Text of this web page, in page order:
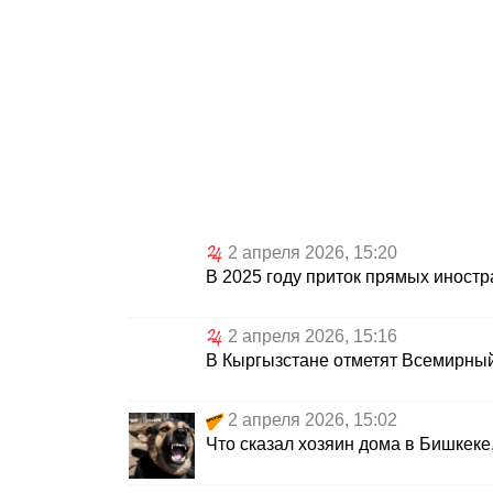
2 апреля 2026, 15:20
В 2025 году приток прямых
2 апреля 2026, 15:16
В Кыргызстане отметят
2 апреля 2026, 15:02
Что сказал хозяин дома в